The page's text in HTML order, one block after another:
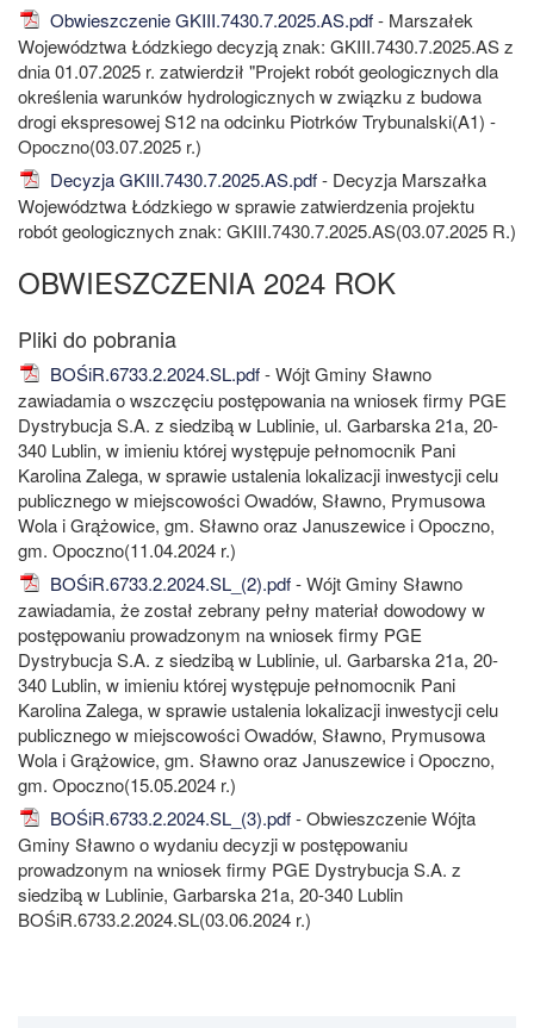
Obwieszczenie GKIII.7430.7.2025.AS.pdf- Marszałek
Województwa Łódzkiego decyzją znak: GKIII.7430.7.2025.AS z
dnia 01.07.2025 r. zatwierdził "Projekt robót geologicznych dla
określenia warunków hydrologicznych w związku z budowa
drogi ekspresowej S12 na odcinku Piotrków Trybunalski(A1) -
Opoczno(03.07.2025 r.)
Decyzja GKIII.7430.7.2025.AS.pdf- Decyzja Marszałka
Województwa Łódzkiego w sprawie zatwierdzenia projektu
robót geologicznych znak: GKIII.7430.7.2025.AS(03.07.2025 R.)
OBWIESZCZENIA 2024 ROK
BOŚiR.6733.2.2024.SL.pdf- Wójt Gminy Sławno
zawiadamia o wszczęciu postępowania na wniosek firmy PGE
Dystrybucja S.A. z siedzibą w Lublinie, ul. Garbarska 21a, 20-
340 Lublin, w imieniu której występuje pełnomocnik Pani
Karolina Zalega, w sprawie ustalenia lokalizacji inwestycji celu
publicznego w miejscowości Owadów, Sławno, Prymusowa
Wola i Grążowice, gm. Sławno oraz Januszewice i Opoczno,
gm. Opoczno(11.04.2024 r.)
BOŚiR.6733.2.2024.SL_(2).pdf- Wójt Gminy Sławno
zawiadamia, że został zebrany pełny materiał dowodowy w
postępowaniu prowadzonym na wniosek firmy PGE
Dystrybucja S.A. z siedzibą w Lublinie, ul. Garbarska 21a, 20-
340 Lublin, w imieniu której występuje pełnomocnik Pani
Karolina Zalega, w sprawie ustalenia lokalizacji inwestycji celu
publicznego w miejscowości Owadów, Sławno, Prymusowa
Wola i Grążowice, gm. Sławno oraz Januszewice i Opoczno,
gm. Opoczno(15.05.2024 r.)
BOŚiR.6733.2.2024.SL_(3).pdf- Obwieszczenie Wójta
Gminy Sławno o wydaniu decyzji w postępowaniu
prowadzonym na wniosek firmy PGE Dystrybucja S.A. z
siedzibą w Lublinie, Garbarska 21a, 20-340 Lublin
BOŚiR.6733.2.2024.SL(03.06.2024 r.)